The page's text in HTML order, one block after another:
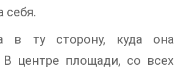
себя.
в ту сторону, куда она
В центре площади, со всех